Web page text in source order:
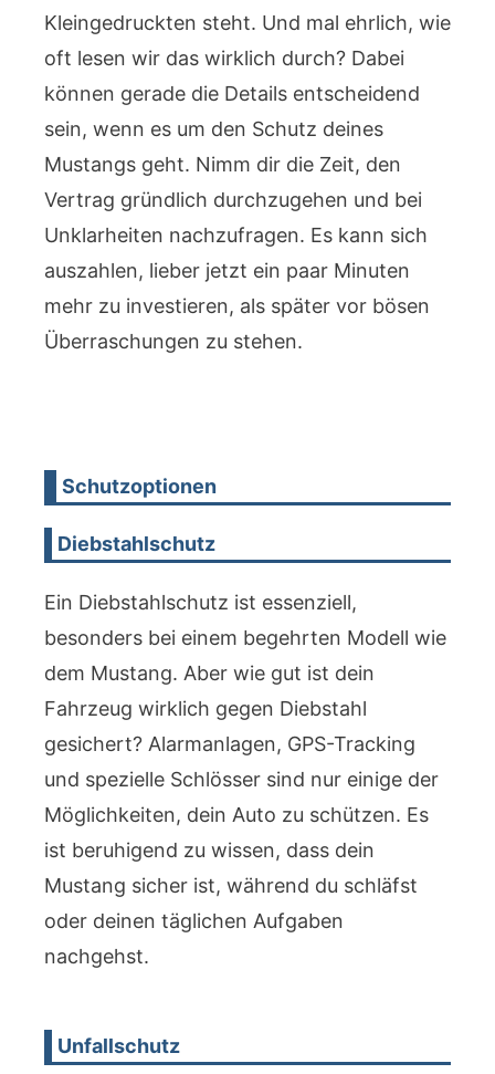
Kleingedruckten steht. Und mal ehrlich, wie
oft lesen wir das wirklich durch? Dabei
können gerade die Details entscheidend
sein, wenn es um den Schutz deines
Mustangs geht. Nimm dir die Zeit, den
Vertrag gründlich durchzugehen und bei
Unklarheiten nachzufragen. Es kann sich
auszahlen, lieber jetzt ein paar Minuten
mehr zu investieren, als später vor bösen
Überraschungen zu stehen.
Schutzoptionen
Diebstahlschutz
Ein Diebstahlschutz ist essenziell,
besonders bei einem begehrten Modell wie
dem Mustang. Aber wie gut ist dein
Fahrzeug wirklich gegen Diebstahl
gesichert? Alarmanlagen, GPS-Tracking
und spezielle Schlösser sind nur einige der
Möglichkeiten, dein Auto zu schützen. Es
ist beruhigend zu wissen, dass dein
Mustang sicher ist, während du schläfst
oder deinen täglichen Aufgaben
nachgehst.
Unfallschutz